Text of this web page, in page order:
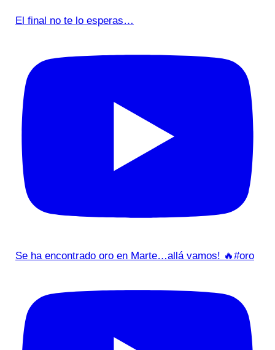
El final no te lo esperas…
Se ha encontrado oro en Marte…allá vamos! 🔥#oro